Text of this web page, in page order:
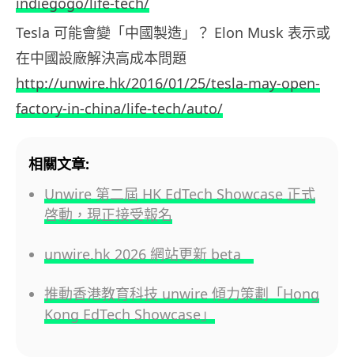
Tesla 可能會變「中國製造」？ Elon Musk 表示或
在中國設廠解決高成本問題
http://unwire.hk/2016/01/25/tesla-may-open-
factory-in-china/life-tech/auto/
相關文章:
Unwire 第二屆 HK EdTech Showcase 正式
啓動，現正接受報名
unwire.hk 2026 網站更新 beta
推動香港教育科技 unwire 傾力策劃「Hong
Kong EdTech Showcase」